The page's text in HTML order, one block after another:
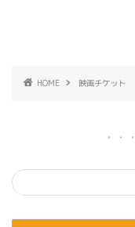
HOME 映画チケット